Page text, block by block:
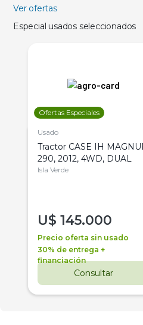
Ver ofertas
Especial usados seleccionados
Ofertas Especiales
Usado
Tractor CASE IH
290, 2012, 4WD, DUAL
Isla Verde
U$ 145.000
Precio oferta sin usado
30% de entrega +
financiación
Consultar